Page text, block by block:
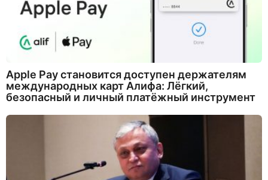
Apple Pay становится доступен держателям
международных карт Алифа: Лёгкий,
безопасный и личный платёжный инструмент